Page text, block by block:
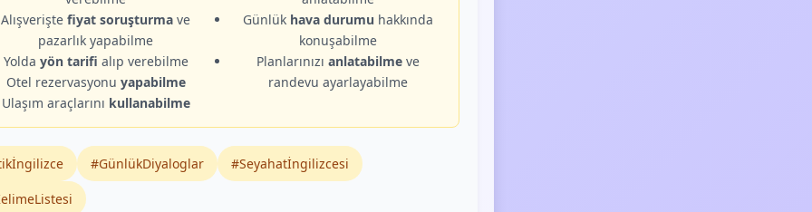
Alışverişte fiyat soruşturma ve
pazarlık yapabilme
Yolda yön tarifi alıp verebilme
Otel rezervasyonu yapabilme
Ulaşım araçlarını kullanabilme
Günlük hava durumu hakkında
konuşabilme
Planlarınızı anlatabilmeve
randevu ayarlayabilme
#GünlükDiyaloglar #Seyahatİngilizcesi